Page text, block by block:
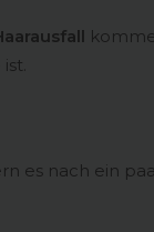
ist.
es nach ein